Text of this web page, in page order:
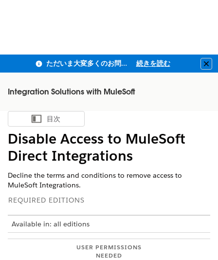
ただいま大変多くのお問い合わせをいただいており、ご連絡までにお時間を頂戴しております 続きを読む
Integration Solutions with MuleSoft
目次を表示
目次
Disable Access to MuleSoft
Direct Integrations
Decline the terms and conditions to remove access to
MuleSoft Integrations.
REQUIRED EDITIONS
Available in: all editions
USER PERMISSIONS
NEEDED